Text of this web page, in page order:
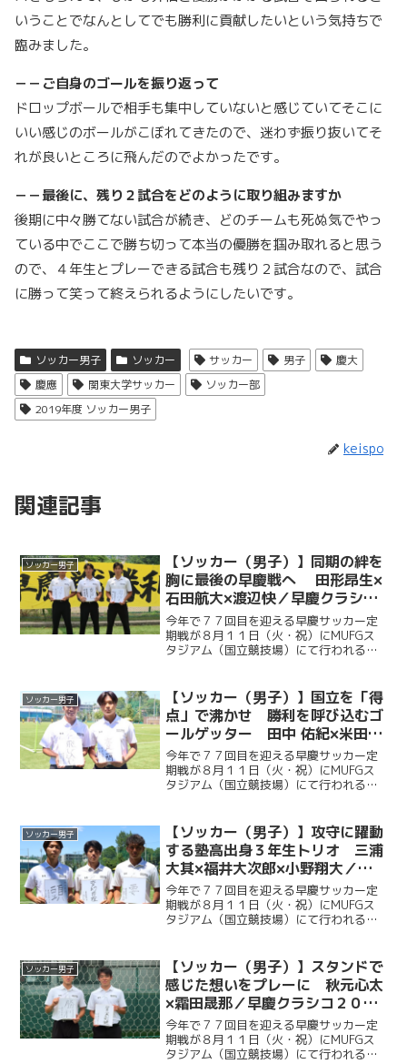
いうことでなんとしてでも勝利に貢献したいという気持ちで
臨みました。
－－ご自身のゴールを振り返って
ドロップボールで相手も集中していないと感じていてそこに
いい感じのボールがこぼれてきたので、迷わず振り抜いてそ
れが良いところに飛んだのでよかったです。
－－最後に、残り２試合をどのように取り組みますか
後期に中々勝てない試合が続き、どのチームも死ぬ気でやっ
ている中でここで勝ち切って本当の優勝を掴み取れると思う
ので、４年生とプレーできる試合も残り２試合なので、試合
に勝って笑って終えられるようにしたいです。
ソッカー男子 ソッカー サッカー 男子
慶大
慶應
関東大学サッカー
ソッカー部
2019年度 ソッカー男子
keispo
関連記事
ソッカー男子
【ソッカー（男子）】同期の絆を
胸に最後の早慶戦へ 田形昂生×
石田航大×渡辺快／早慶クラシコ
２０２６直前企画第６弾
今年で７７回目を迎える早慶サッカー定
期戦が８月１１日（火・祝）にMUFGス
タジアム（国立競技場）にて行われる。
ッチに立つ。今回ケイスポでは選手だけ
ではなく、グラウンドマ...
ソッカー男子
【ソッカー（男子）】国立を「得
点」で沸かせ 勝利を呼び込むゴ
ールゲッター 田中 佑紀×米田壮
志／早慶クラシコ２０２６直前企
画第５弾
今年で７７回目を迎える早慶サッカー定
期戦が８月１１日（火・祝）にMUFGス
タジアム（国立競技場）にて行われる。
ッチに立つ。今回ケイスポでは選手だけ
ではなく、グラウンドマ...
ソッカー男子
【ソッカー（男子）】攻守に躍動
する塾高出身３年生トリオ 三浦
大其×福井大次郎×小野翔大／早
慶クラシコ２０２６直前企画第４
弾
今年で７７回目を迎える早慶サッカー定
期戦が８月１１日（火・祝）にMUFGス
タジアム（国立競技場）にて行われる。
ピッチに立つ。今回ケイスポでは選手だ
けではなく、グラウンド...
ソッカー男子
【ソッカー（男子）】スタンドで
感じた想いをプレーに 秋元心太
×霜田晟那／早慶クラシコ２０２
６直前企画第３弾
今年で７７回目を迎える早慶サッカー定
期戦が８月１１日（火・祝）にMUFGス
タジアム（国立競技場）にて行われる。